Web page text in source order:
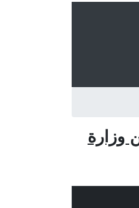
وزارة